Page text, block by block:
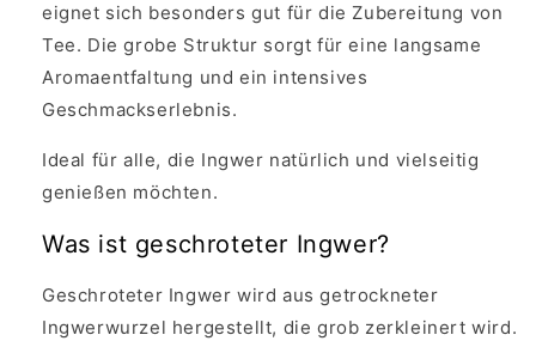
eignet sich besonders gut für die Zubereitung von
Tee. Die grobe Struktur sorgt für eine langsame
Aromaentfaltung und ein intensives
Geschmackserlebnis.
Ideal für alle, die Ingwer natürlich und vielseitig
genießen möchten.
Was ist geschroteter Ingwer?
Geschroteter Ingwer wird aus getrockneter
Ingwerwurzel hergestellt, die grob zerkleinert wird.